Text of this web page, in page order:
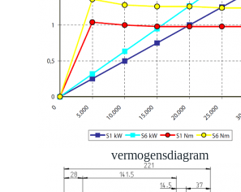
vermogensdiagram